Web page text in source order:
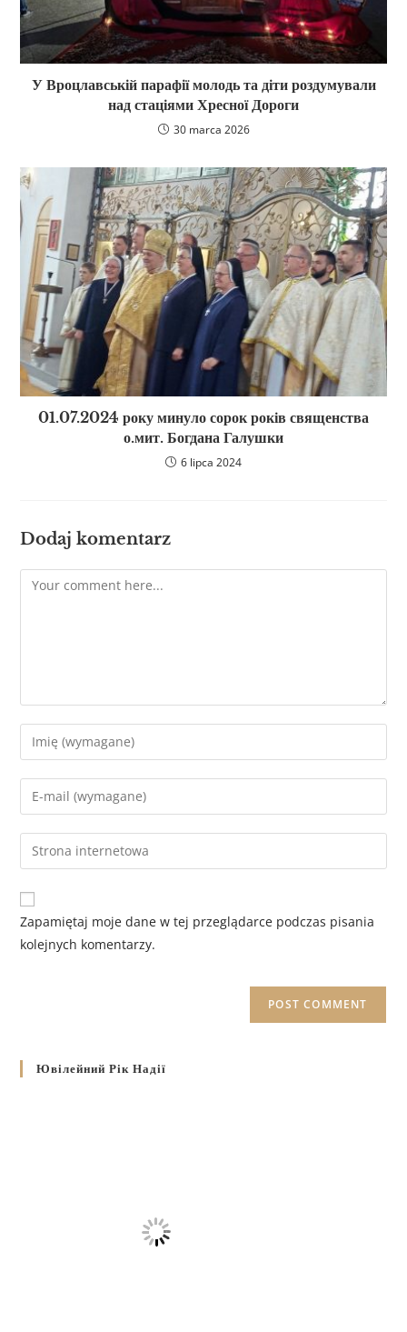
У Вроцлавській парафії молодь та діти роздумували
над стаціями Хресної Дороги
30 marca 2026
01.07.2024 року минуло сорок років священства
о.мит. Богдана Галушки
6 lipca 2024
Dodaj komentarz
Zapamiętaj moje dane w tej przeglądarce podczas pisania
kolejnych komentarzy.
Ювілейний Рік Надії